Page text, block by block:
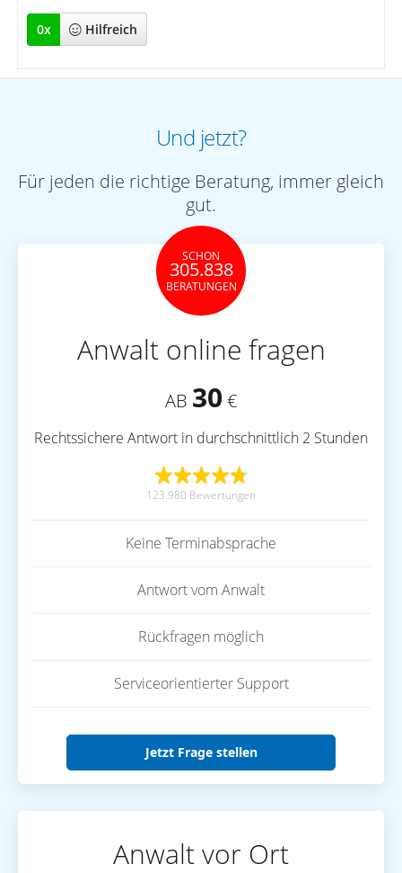
0x Hilfreich
Und jetzt?
Für jeden die richtige Beratung, immer gleich
gut.
SCHON
305.838
BERATUNGEN
Anwalt online fragen
AB 30 €
Rechtssichere Antwort in durchschnittlich 2 Stunden
123.980 Bewertungen
Keine Terminabsprache
Antwort vom Anwalt
Rückfragen möglich
Serviceorientierter Support
Jetzt Frage stellen
Anwalt vor Ort